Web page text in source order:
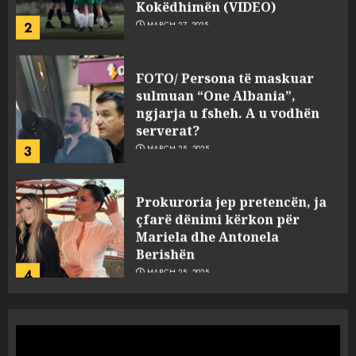
2 MARCH 27, 2025
3
FOTO/ Persona të maskuar
sulmuan “One Albania”,
ngjarja u fsheh. A u vodhën
serverat?
MARCH 25, 2025
4
Prokuroria jep pretencën, ja
çfarë dënimi kërkon për
Mariela dhe Antonela
Berishën
MARCH 25, 2025